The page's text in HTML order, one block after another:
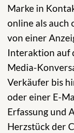
Marke in
online als auch
von einer
Interaktion auf
Media-
Verkäufer bis
oder einer E-
Erfassung und
Herzstück der